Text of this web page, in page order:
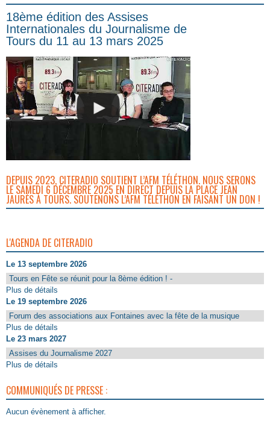
18ème édition des Assises
Internationales du Journalisme de
Tours du 11 au 13 mars 2025
DEPUIS 2023, CITERADIO SOUTIENT L’AFM TÉLÉTHON. NOUS SERONS
LE SAMEDI 6 DÉCEMBRE 2025 EN DIRECT DEPUIS LA PLACE JEAN
JAURÈS À TOURS. SOUTENONS L’AFM TÉLÉTHON EN FAISANT UN DON !
L'AGENDA DE CITERADIO
Le 13 septembre 2026
Tours en Fête se réunit pour la 8ème édition ! -
Plus de détails
Le 19 septembre 2026
Forum des associations aux Fontaines avec la fête de la musique
Plus de détails
Le 23 mars 2027
Assises du Journalisme 2027
Plus de détails
COMMUNIQUÉS DE PRESSE :
Aucun évènement à afficher.